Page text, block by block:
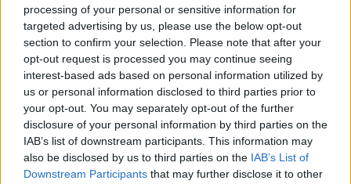
processing of your personal or sensitive information for
targeted advertising by us, please use the below opt-out
section to confirm your selection. Please note that after your
opt-out request is processed you may continue seeing
interest-based ads based on personal information utilized by
us or personal information disclosed to third parties prior to
your opt-out. You may separately opt-out of the further
disclosure of your personal information by third parties on the
IAB’s list of downstream participants. This information may
also be disclosed by us to third parties on the IAB’s List of
Downstream Participants that may further disclose it to other